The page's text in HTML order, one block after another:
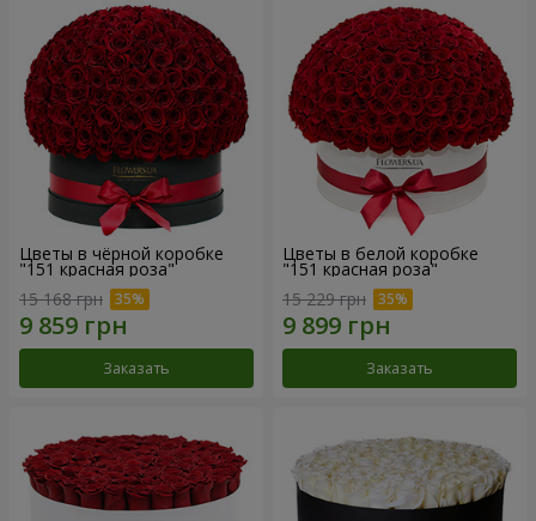
Цветы в чёрной коробке
"151 красная роза"
15 168 грн
Заказать
Цветы в белой коробке
"151 красная роза"
15 229 грн
Заказать